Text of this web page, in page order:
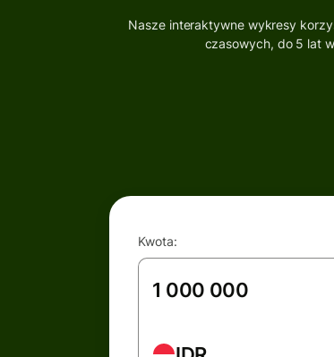
Nasze interaktywne wykresy
czasowych, do 5 lat
Kwota: